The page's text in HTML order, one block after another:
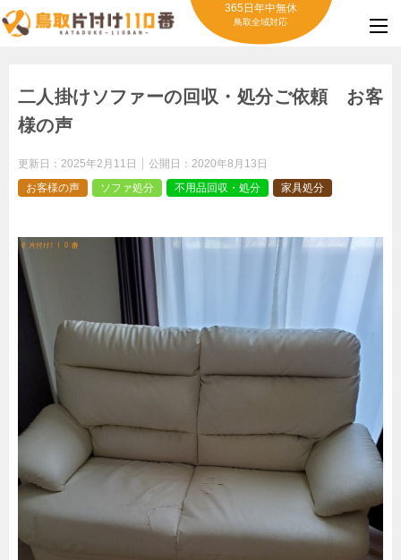
365日年中無休
鳥取全域対応
二人掛けソファーの回収・処分ご依頼 お客
様の声
更新日： 2025年2月11日 公開日： 2020年8月13日
お客様の声
ソファ処分 不用品回収・処分 家具処分